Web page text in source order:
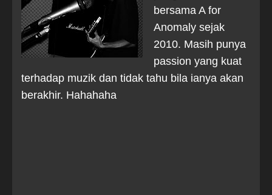
bersama A for
Anomaly sejak
2010. Masih punya
passion yang kuat
terhadap muzik dan tidak tahu bila ianya akan
berakhir. Hahahaha